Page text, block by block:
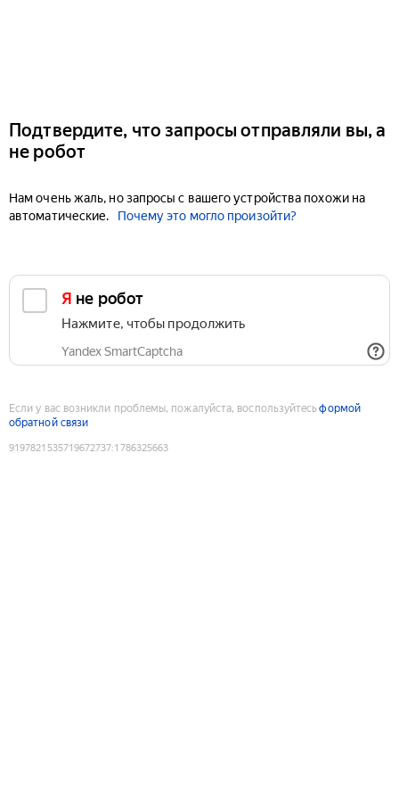
Подтвердите, что запросы отправляли вы, а
не робот
Нам очень жаль, но запросы с вашего устройства похожи на
автоматические.
Почему это могло произойти?
Я не робот
Нажмите, чтобы продолжить
Yandex SmartCaptcha
Если у вас возникли проблемы, пожалуйста, воспользуйтесьформой
обратной связи
9197821535719672737:1786325663